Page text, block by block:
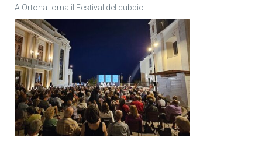
A Ortona torna il Festival del dubbio